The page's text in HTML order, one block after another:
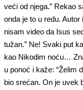
veći od njega.” Rekao
onda je to u redu.
nisam video da Isus
tužan.” Ne! Svaki put
kao Nikodim noću…
u ponoć i kaže: “Želim
bio srećan. On je uvek